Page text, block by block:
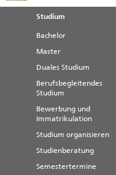
Wintersemester
Sommersemester
Wintersemester
Wintersemester
Studium
Bachelor
Master
Duales Studium
Berufsbegleitendes
Studium
Bewerbung und
Immatrikulation
Studium organisieren
Studienberatung
Semestertermine